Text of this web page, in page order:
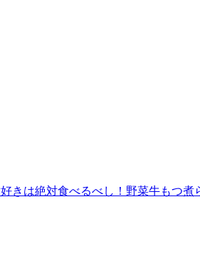
好きは絶対食べるべし！野菜牛もつ